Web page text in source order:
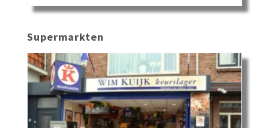
Supermarkten